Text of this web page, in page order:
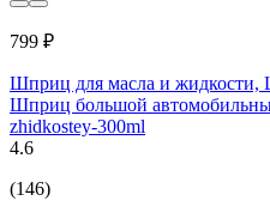
799 ₽
Шприц для масла и жидкости,
Шприц большой
zhidkostey-300ml
4.6
(146)